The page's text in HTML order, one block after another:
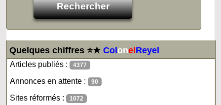
Quelques chiffres ⭐★ColonelReyel
Articles publiés : 4377
Annonces en attente : 90
Sites réformés : 1072